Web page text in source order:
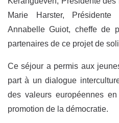
Marie Harster,
Annabelle Guiot, cheffe de
partenaires de ce projet de
Ce séjour a permis aux
part à un dialogue
des valeurs européennes
promotion de la démocratie.